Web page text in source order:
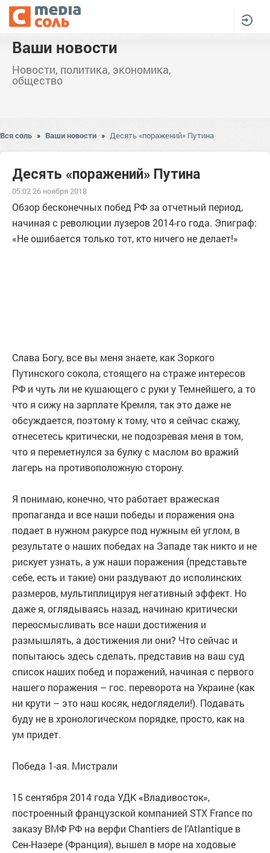
Ваши новости
Новости, политика, экономика,
общество
Вся соль » Ваши новости » Десять «поражений» Путина
Десять «поражений» Путина
05:02 26 ноября 2018
Обзор бесконечных побед РФ за отчетный период,
начиная с революции лузеров 2014-го года. Эпиграф:
«Не ошибается только тот, кто ничего не делает!»
Слава Богу, все вы меня знаете, как Зоркого
Путинского сокола, стоящего на страже интересов
РФ и чуть ли не кушающего с руки у Темнейшего, а то
что я сижу на зарплате Кремля, так это даже не
обсуждается, поэтому к тому, что я сейчас скажу,
отнесетесь критически, не подозревая меня в том,
что я переметнулся за булку с маслом во вражий
лагерь на противоположную сторону.
Я понимаю, конечно, что работает вражеская
пропаганда и все наши победы и поражения она
подает в нужном ракурсе под нужным ей углом, в
результате о наших победах на Западе так никто и не
рискует узнать, а уж наши поражения (представьте
себе, есть и такие) они раздувают до исполинских
размеров, мультиплицируя негативный эффект. Но
даже я, оглядываясь назад, начинаю критически
переосмысливать все наши достижения и
размышлять, а достижения ли они? Что сейчас и
попытаюсь здесь сделать, представив на ваш суд
список наших побед и поражений, начиная с первого
нашего поражения – гос. переворота на Украине (как
ни крути – это наш косяк, недоглядели!). Подавать
буду не в хронологическом порядке, просто, как на
ум придет.
Победа 1-ая. Мистрали
15 сентября 2014 года УДК «Владивосток»,
построенный французской компанией STX France по
заказу ВМФ РФ на верфи Chantiers de l’Atlantique в
Сен-Назере (Франция), вышел в море на ходовые